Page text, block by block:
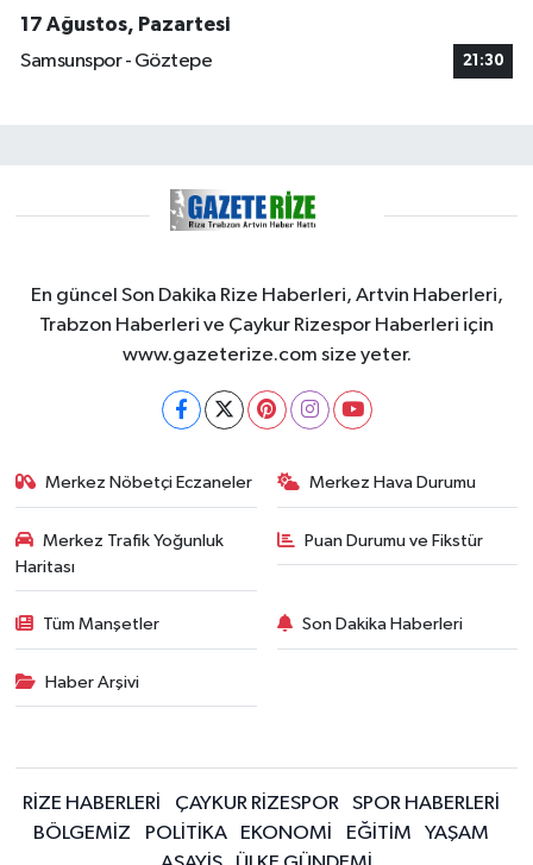
17 Ağustos, Pazartesi
Samsunspor - Göztepe
21:30
En güncel Son Dakika Rize Haberleri, Artvin Haberleri,
Trabzon Haberleri ve Çaykur Rizespor Haberleri için
www.gazeterize.com size yeter.
Merkez Nöbetçi Eczaneler Merkez Hava Durumu
Merkez Trafik Yoğunluk
Haritası
Puan Durumu ve Fikstür
Tüm Manşetler Son Dakika Haberleri
Haber Arşivi
RİZE HABERLERİ ÇAYKUR RİZESPOR
SPOR HABERLERİ
BÖLGEMİZ
POLİTİKA EKONOMİ EĞİTİM
YAŞAM